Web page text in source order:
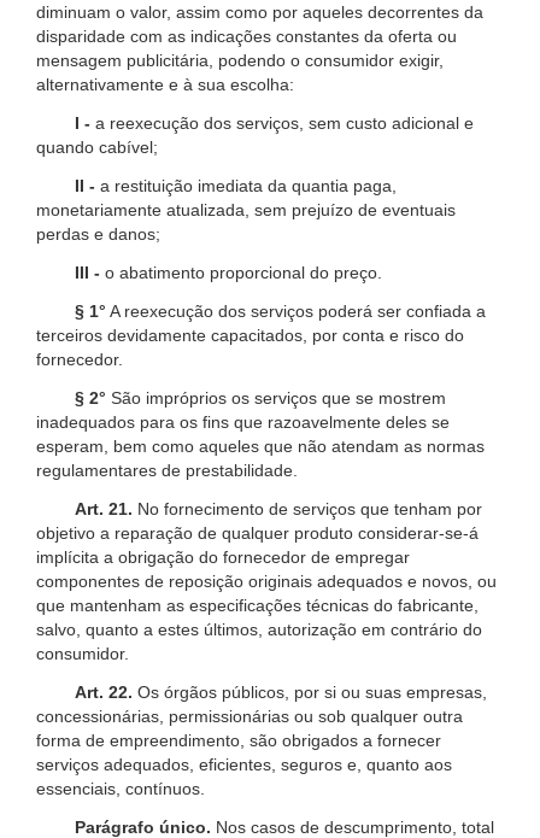
diminuam o valor, assim como por aqueles decorrentes da
disparidade com as indicações constantes da oferta ou
mensagem publicitária, podendo o consumidor exigir,
alternativamente e à sua escolha:
I - a reexecução dos serviços, sem custo adicional e
quando cabível;
II - a restituição imediata da quantia paga,
monetariamente atualizada, sem prejuízo de eventuais
perdas e danos;
III - o abatimento proporcional do preço.
§ 1° A reexecução dos serviços poderá ser confiada a
terceiros devidamente capacitados, por conta e risco do
fornecedor.
§ 2° São impróprios os serviços que se mostrem
inadequados para os fins que razoavelmente deles se
esperam, bem como aqueles que não atendam as normas
regulamentares de prestabilidade.
Art. 21. No fornecimento de serviços que tenham por
objetivo a reparação de qualquer produto considerar-se-á
implícita a obrigação do fornecedor de empregar
componentes de reposição originais adequados e novos, ou
que mantenham as especificações técnicas do fabricante,
salvo, quanto a estes últimos, autorização em contrário do
consumidor.
Art. 22. Os órgãos públicos, por si ou suas empresas,
concessionárias, permissionárias ou sob qualquer outra
forma de empreendimento, são obrigados a fornecer
serviços adequados, eficientes, seguros e, quanto aos
essenciais, contínuos.
Parágrafo único. Nos casos de descumprimento, total